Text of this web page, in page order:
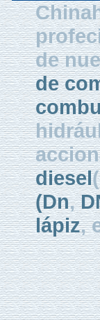
de
de
diesel
(Dn,
lápiz,